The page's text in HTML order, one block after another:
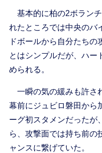
基本的に柏の2ボラン
れたところでは中央のバ
ドボールから自分たちの
とはシンプルだが、ハー
められる。
一瞬の気の緩みも許さ
幕前にジュビロ磐田から
ーグ初スタメンだったが
ら、攻撃面では持ち前の
ャンスに繋げていた。